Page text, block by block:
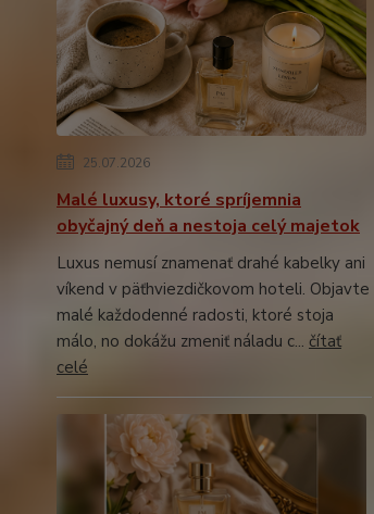
25.07.2026
Malé luxusy, ktoré spríjemnia
obyčajný deň a nestoja celý majetok
Luxus nemusí znamenať drahé kabelky ani
víkend v päťhviezdičkovom hoteli. Objavte
malé každodenné radosti, ktoré stoja
málo, no dokážu zmeniť náladu c... čítať
celé